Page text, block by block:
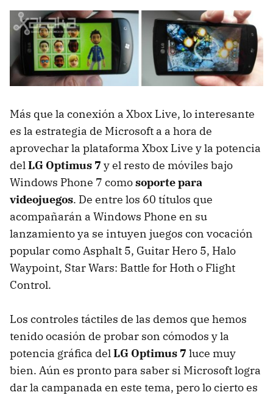
Más que la conexión a Xbox Live, lo interesante
es la estrategia de Microsoft a a hora de
aprovechar la plataforma Xbox Live y la potencia
delLG Optimus 7 y el resto de móviles bajo
Windows Phone 7 comosoporte para
videojuegos. De entre los 60 títulos que
acompañarán a Windows Phone en su
lanzamiento ya se intuyen juegos con vocación
popular como Asphalt 5, Guitar Hero 5, Halo
Waypoint, Star Wars: Battle for Hoth o Flight
Control.
Los controles táctiles de las demos que hemos
tenido ocasión de probar son cómodos y la
potencia gráfica delLG Optimus 7 luce muy
bien. Aún es pronto para saber si Microsoft logra
dar la campanada en este tema, pero lo cierto es